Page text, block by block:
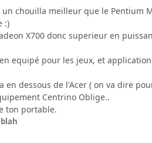
un chouilla meilleur que le
:)
X700 donc superieur en
equipé pour les jeux, et
en dessous de l'Acer ( on va dire
Centrino Oblige..
ton portable.